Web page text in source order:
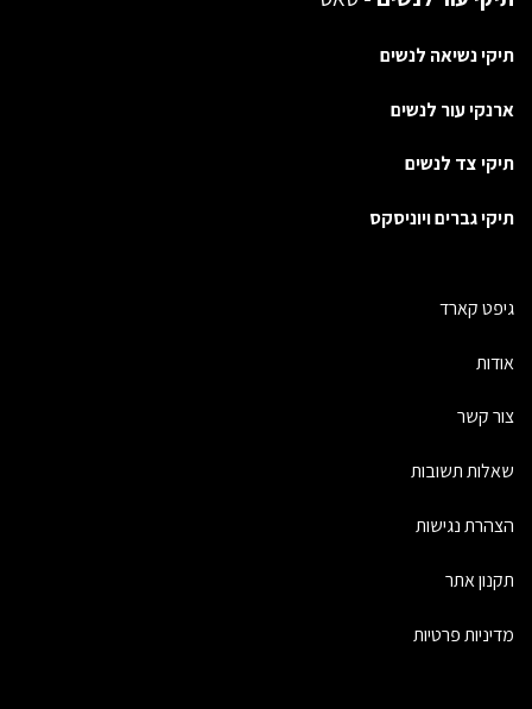
תיקי נשיאה לנשים
ארנקי עור לנשים
תיקי צד לנשים
תיקי גברים ויוניסקס
גיפט קארד
אודות
צור קשר
שאלות תשובות
הצהרת נגישות
תקנון אתר
מדיניות פרטיות